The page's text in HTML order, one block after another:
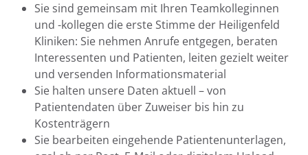
Sie sind gemeinsam mit Ihren Teamkolleginnen
und -kollegen die erste Stimme der Heiligenfeld
Kliniken: Sie nehmen Anrufe entgegen, beraten
Interessenten und Patienten, leiten gezielt weiter
und versenden Informationsmaterial
Sie halten unsere Daten aktuell – von
Patientendaten über Zuweiser bis hin zu
Kostenträgern
Sie bearbeiten eingehende Patientenunterlagen,